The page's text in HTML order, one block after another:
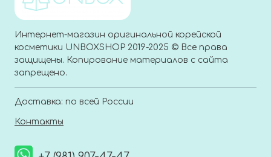
Интернет-магазин оригинальной корейской
косметики UNBOXSHOP 2019-2025 © Все права
защищены. Копирование материалов с сайта
запрещено.
Доставка: по всей России
Контакты